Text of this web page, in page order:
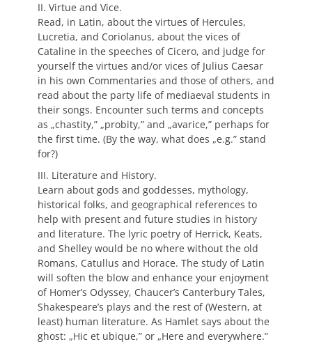
II. Virtue and Vice.
Read, in Latin, about the virtues of Hercules,
Lucretia, and Coriolanus, about the vices of
Cataline in the speeches of Cicero, and judge for
yourself the virtues and/or vices of Julius Caesar
in his own Commentaries and those of others, and
read about the party life of mediaeval students in
their songs. Encounter such terms and concepts
as „chastity,” „probity,” and „avarice,” perhaps for
the first time. (By the way, what does „e.g.” stand
for?)
III. Literature and History.
Learn about gods and goddesses, mythology,
historical folks, and geographical references to
help with present and future studies in history
and literature. The lyric poetry of Herrick, Keats,
and Shelley would be no where without the old
Romans, Catullus and Horace. The study of Latin
will soften the blow and enhance your enjoyment
of Homer’s Odyssey, Chaucer’s Canterbury Tales,
Shakespeare’s plays and the rest of (Western, at
least) human literature. As Hamlet says about the
ghost: „Hic et ubique,” or „Here and everywhere.”